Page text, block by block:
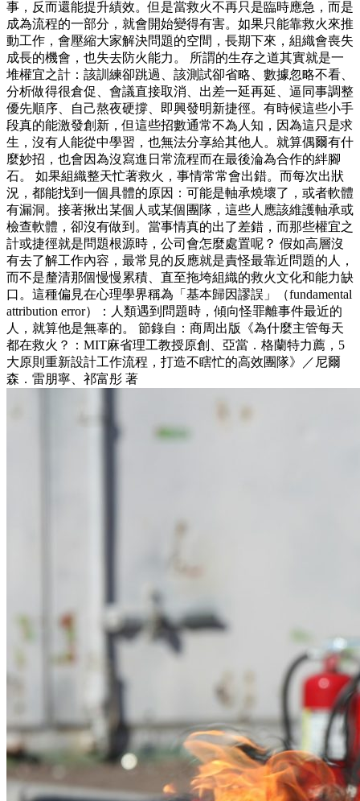
事，反而還能提升績效。但是當救火不再只是臨時應急，而是
成為流程的一部分，就會開始變得有害。如果只能靠救火來推
動工作，會壓縮大家解決問題的空間，長期下來，組織會喪失
成長的機會，也失去防火能力。 所謂的生存之道其實就是一
堆權宜之計：該訓練卻跳過、該測試卻省略、數據忽略不看、
分析做得很倉促、會議直接取消、出差一延再延、逼同事調整
優先順序、自己熬夜硬撐、即興發明新捷徑。有時候這些小手
段真的能激發創新，但這些招數通常不為人知，因為這只是求
生，沒有人能從中學習，也無法分享給其他人。就算偶爾有什
麼妙招，也會因為沒寫進日常流程而在最後淪為合作的絆腳
石。 如果組織整天忙著救火，事情常常會出錯。而每次出狀
況，都能找到一個具體的原因：可能是軸承燒壞了，或者軟體
有漏洞。接著揪出某個人或某個團隊，這些人應該維護軸承或
檢查軟體，卻沒有做到。當事情真的出了差錯，而那些權宜之
計或捷徑就是問題根源時，公司會怎麼處置呢？ 假如高層沒
有去了解工作內容，最常見的反應就是責怪最靠近問題的人，
而不是釐清那個慢慢累積、直至拖垮組織的救火文化和能力缺
口。這種偏見在心理學界稱為「基本歸因謬誤」（fundamental
attribution error）：人類遇到問題時，傾向怪罪離事件最近的
人，就算他是無辜的。 節錄自：商周出版《為什麼主管每天
都在救火？：MIT麻省理工教授原創、亞當．格蘭特力薦，5
大原則重新設計工作流程，打造不瞎忙的高效團隊》／尼爾
森．雷朋寧、祁富彤 著